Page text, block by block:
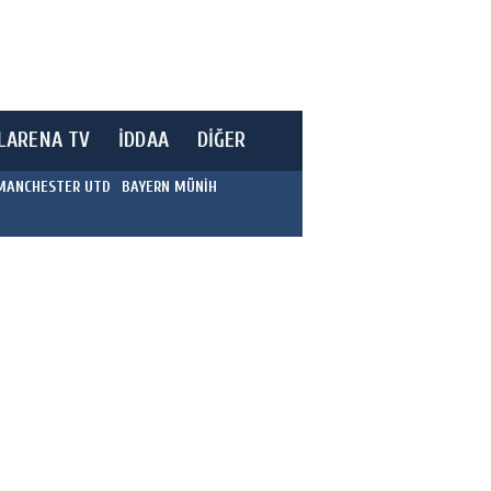
TV İDDAA DİĞER
UTD
BAYERN MÜNİH